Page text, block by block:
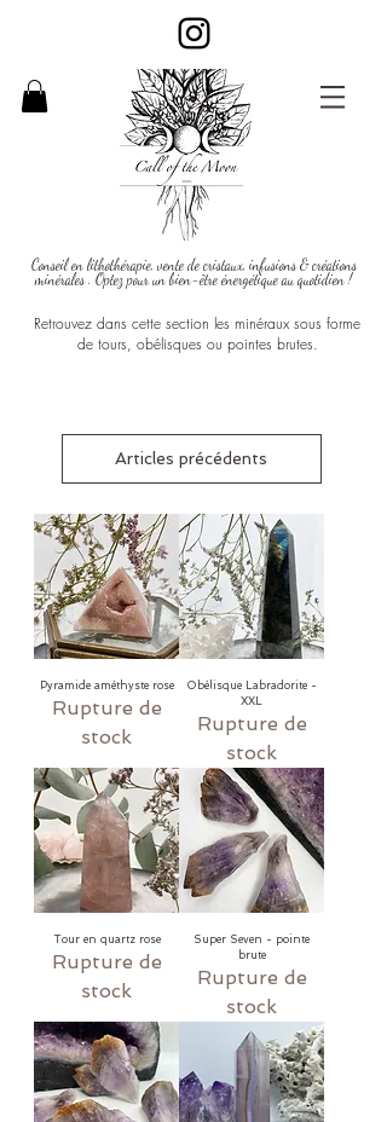
Conseil en lithothérapie, vente de cristaux, infusions & créations
minérales . Optez pour un bien-être énergétique au quotidien !
Retrouvez dans cette section les minéraux sous forme
de tours, obélisques ou pointes brutes.
Articles précédents
Pyramide améthyste rose
Rupture de
stock
Obélisque Labradorite -
XXL
Rupture de
stock
Tour en quartz rose
Rupture de
stock
Super Seven - pointe
brute
Rupture de
stock